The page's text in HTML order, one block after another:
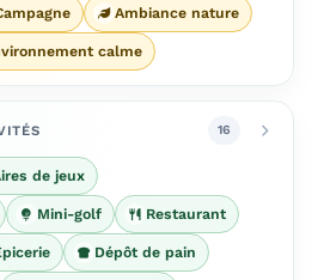
Ambiance nature
calme
16
de jeux
Mini-golf Restaurant
Dépôt de pain